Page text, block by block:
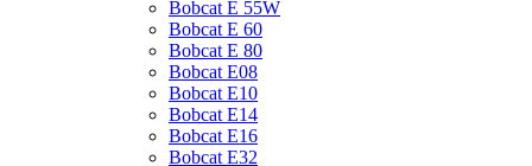
Bobcat E 55W
Bobcat E 60
Bobcat E 80
Bobcat E08
Bobcat E10
Bobcat E14
Bobcat E16
Bobcat E32